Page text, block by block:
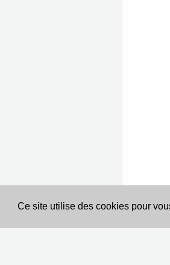
Ce site utilise des cookies pour